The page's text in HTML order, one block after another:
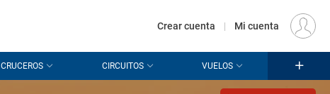
EUR
Crear cuenta | Mi cuenta
CRUCEROS CIRCUITOS VUELOS